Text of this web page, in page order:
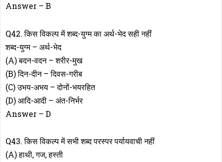
Answer – B
Q42. किस विकल्प में शब्द-युग्म का अर्थ-भेद सही नहीं
शब्द-युग्म – अर्थ-भेद
(A) बदन-वदन – शरीर-मुख
(B) दिन-दीन – दिवस-गरीब
(C) उभय-अभय – दोनों-भयरहित
(D) आदि-आदी – अंत-निर्भर
Answer – D
Q43. किस विकल्प में सभी शब्द परस्पर पर्यायवाची नहीं
(A) हाथी, गज, हस्ती